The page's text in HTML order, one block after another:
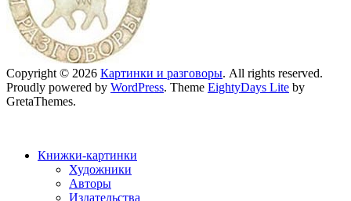
Copyright © 2026 Картинки и разговоры. All rights reserved.
Proudly powered by WordPress. Theme EightyDays Lite by
GretaThemes.
Книжки-картинки
Художники
Авторы
Издательства